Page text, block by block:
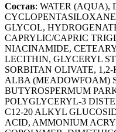
Состав: WATER (AQUA),
GLYCOL,
CAPRYLIC/CAPRIC
NIACINAMIDE,
LECITHIN, GLYCERYL
SORBITAN OLIVATE,
ALBA (MEADOWFOAM)
BUTYROSPERMUM
POLYGLYCERYL-3
C12-20 ALKYL
ACID, AMMONIUM